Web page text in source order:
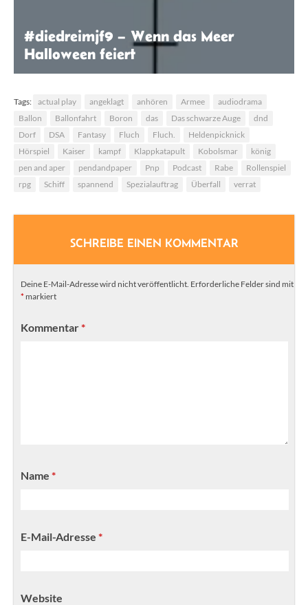
#diedreimjf9 – Wenn das Meer
Halloween feiert
Tags: actual play angeklagt anhören Armee
audiodrama
Ballon
Ballonfahrt Boron das Das schwarze Auge
dnd
Dorf
DSA Fantasy Fluch Fluch.
Heldenpicknick
Hörspiel
Kaiser kampf Klappkatapult Kobolsmar
könig
pen and aper
pendandpaper Pnp Podcast Rabe
Rollenspiel
rpg
Schiff spannend Spezialauftrag Überfall verrat
SCHREIBE EINEN KOMMENTAR
Deine E-Mail-Adresse wird nicht veröffentlicht. Erforderliche Felder sind mit
* markiert
Kommentar*
Name *
E-Mail-Adresse *
Website